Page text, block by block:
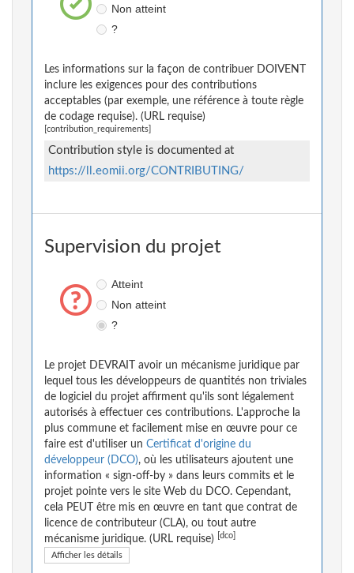
Non atteint
?
Les informations sur la façon de contribuer DOIVENT
inclure les exigences pour des contributions
acceptables (par exemple, une référence à toute règle
de codage requise). (URL requise)
[contribution_requirements]
Contribution style is documented at
https://ll.eomii.org/CONTRIBUTING/
Supervision du projet
Atteint
Non atteint
?
Le projet DEVRAIT avoir un mécanisme juridique par
lequel tous les développeurs de quantités non triviales
de logiciel du projet affirment qu'ils sont légalement
autorisés à effectuer ces contributions. L'approche la
plus commune et facilement mise en œuvre pour ce
faire est d'utiliser un Certificat d'origine du
développeur (DCO), où les utilisateurs ajoutent une
information « sign-off-by » dans leurs commits et le
projet pointe vers le site Web du DCO. Cependant,
cela PEUT être mis en œuvre en tant que contrat de
licence de contributeur (CLA), ou tout autre
mécanisme juridique. (URL requise)
[dco]
Afficher les détails